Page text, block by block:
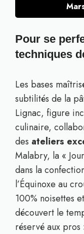
Pour se
techniques
Les bases
subtilités de la
Lignac, figure
culinaire,
des ateliers
Malabry, la «
dans la
l’Équinoxe au
100% noisettes
découvert le
réservé aux